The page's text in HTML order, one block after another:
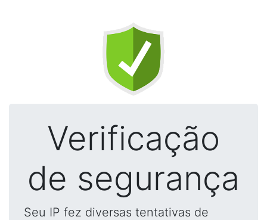
Verificação
de segurança
Seu IP fez diversas tentativas de